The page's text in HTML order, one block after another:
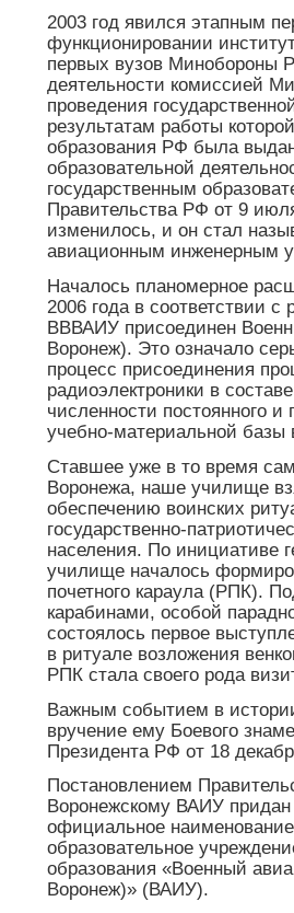
2003 год явился этапным
функционировании
первых вузов Минобороны
деятельности комиссией
проведения
результатам работы
образования РФ была
образовательной
государственным
Правительства РФ от 9
изменилось, и он стал
авиационным инженерным
Началось планомерное
2006 года в соответствии
ВВВАИУ присоединен
Воронеж). Это означало
процесс присоединения
радиоэлектроники в
численности постоянного
учебно-материальной
Ставшее уже в то время
Воронежа, наше училище
обеспечению воинских
государственно-
населения. По инициативе
училище началось
почетного караула (РПК).
карабинами, особой
состоялось первое
в ритуале возложения
РПК стала своего рода
Важным событием в
вручение ему Боевого
Президента РФ от 18
Постановлением
Воронежскому ВАИУ придан
официальное
образовательное
образования «Военный
Воронеж)» (ВАИУ).